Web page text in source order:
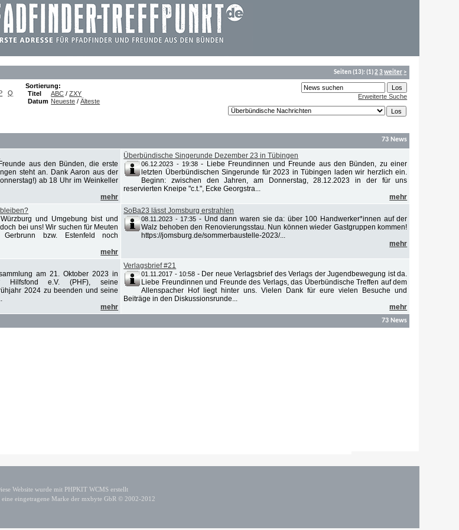
Seiten(13):(1) 2 3 weiter >
Q
Sortierung:
Titel
ABC /ZXY
Datum Neueste /Älteste
Erweiterte Suche
73 News
aus den Bünden, die erste
steht an. Dank Aaron aus der
ab 18 Uhr im Weinkeller
mehr
Überbündische Singerunde Dezember 23 in Tübingen
06.12.2023 - 19:38 - Liebe Freundinnen und Freunde aus den Bünden, zu einer
letzten Überbündischen Singerunde für 2023 in Tübingen laden wir herzlich ein.
Beginn: zwischen den Jahren, am Donnerstag, 28.12.2023 in der für uns
reservierten Kneipe "c.t.", Ecke Georgstra...
mehr
und Umgebung bist und
bei uns! Wir suchen für Meuten
bzw. Estenfeld noch
mehr
SoBa23 lässt Jomsburg erstrahlen
08.11.2023 - 17:35 - Und dann waren sie da: über 100 Handwerker*innen auf der
Walz behoben den Renovierungsstau. Nun können wieder Gastgruppen kommen!
https://jomsburg.de/sommerbaustelle-2023/...
mehr
am 21. Oktober 2023 in
Hilfsfond e.V. (PHF), seine
2024 zu beenden und seine
mehr
Verlagsbrief #21
01.11.2017 - 10:58 - Der neue Verlagsbrief des Verlags der Jugendbewegung ist da.
Liebe Freundinnen und Freunde des Verlags, das Überbündische Treffen auf dem
Allenspacher Hof liegt hinter uns. Vielen Dank für eure vielen Besuche und
Beiträge in den Diskussionsrunde...
mehr
73 News
Website wurde mit PHPKIT WCMS erstellt
eine eingetragene Marke der mxbyte GbR © 2002-2012